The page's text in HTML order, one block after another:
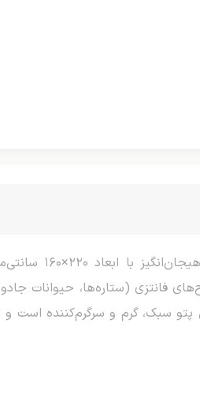
پتو مسافرتی
فانتزی (ستاره‌ها، حیوانات
سبک، گرم و سرگرم‌کننده است و